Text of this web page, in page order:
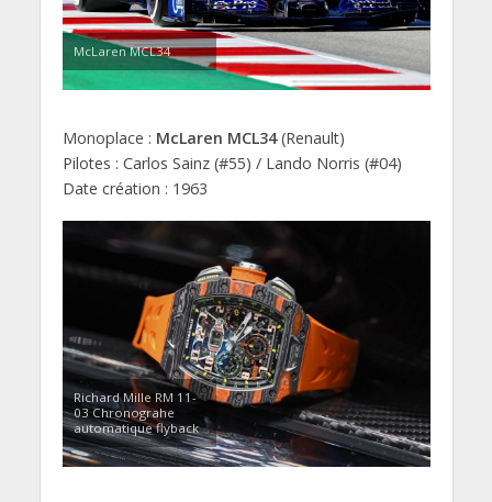
McLaren MCL34
Monoplace : McLaren MCL34(Renault)
Pilotes : Carlos Sainz (#55) / Lando Norris (#04)
Date création : 1963
Richard Mille RM 11-
03 Chronograhe
automatique flyback